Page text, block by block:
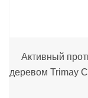
Активный
деревом Trimay